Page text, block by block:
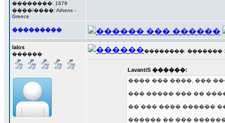
��������: 1679
����/����: Athens -
Greece
���������
lalos
������
��������: ������� 18
LavantiS ������:
���� ��� ����, ���
��� ����� ��� ��
�� ��� ���� ������
������ �� ���